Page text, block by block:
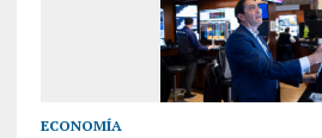
ECONOMÍA